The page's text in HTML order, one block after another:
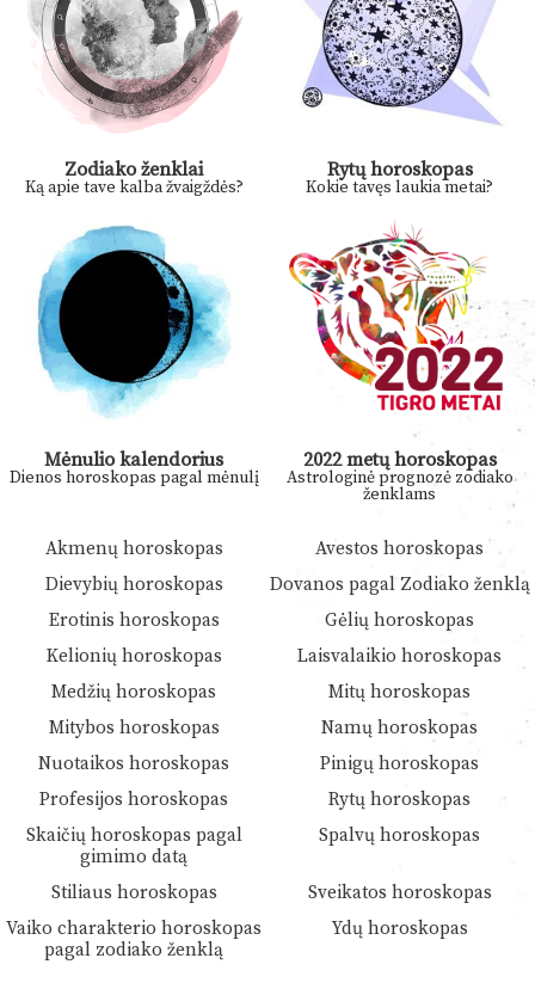
Zodiako ženklai
Ką apie tave kalba žvaigždės?
Rytų horoskopas
Kokie tavęs laukia metai?
Mėnulio kalendorius
Dienos horoskopas pagal mėnulį
2022 metų horoskopas
Astrologinė prognozė zodiako
ženklams
Akmenų horoskopas
Avestos horoskopas
Dievybių horoskopas
Dovanos pagal Zodiako ženklą
Erotinis horoskopas
Gėlių horoskopas
Kelionių horoskopas
Laisvalaikio horoskopas
Medžių horoskopas
Mitų horoskopas
Mitybos horoskopas
Namų horoskopas
Nuotaikos horoskopas
Pinigų horoskopas
Profesijos horoskopas
Rytų horoskopas
Skaičių horoskopas pagal
gimimo datą
Spalvų horoskopas
Stiliaus horoskopas
Sveikatos horoskopas
Vaiko charakterio horoskopas
pagal zodiako ženklą
Ydų horoskopas